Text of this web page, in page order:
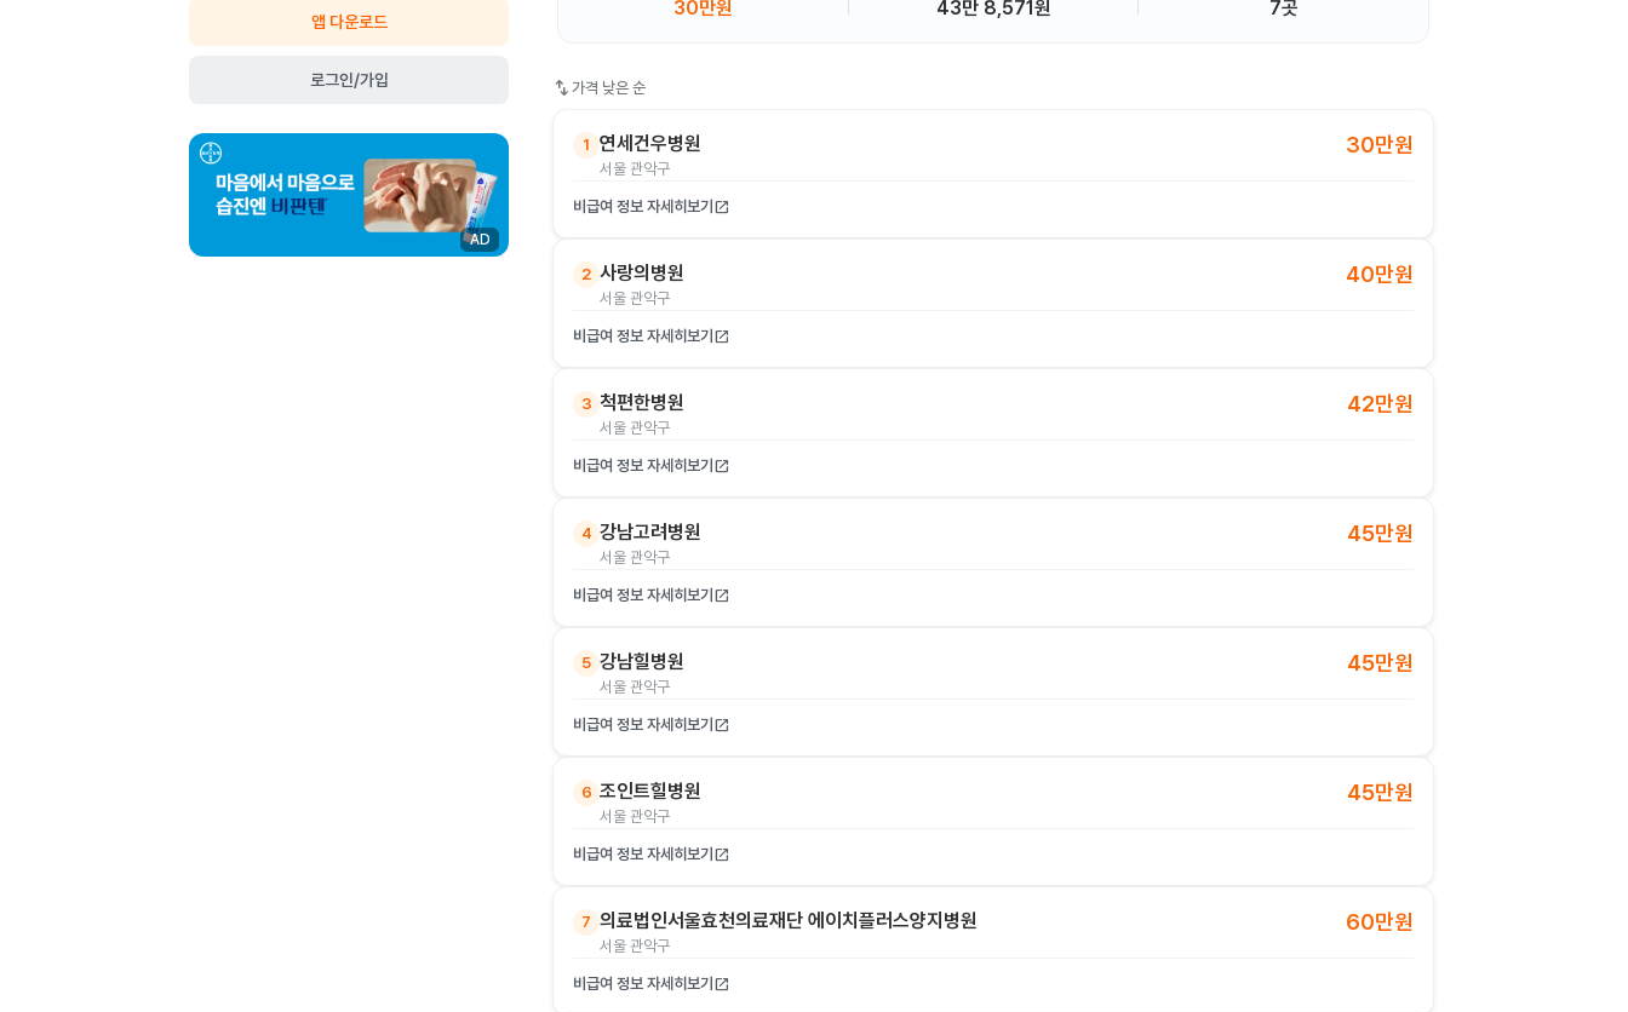
앱 다운로드
로그인/가입
AD
30만원 43만 8,571원 7곳
swap_vert 가격 낮은 순
1 연세건우병원
서울 관악구
30만원
비급여 정보 자세히보기 open_in_new
2 사랑의병원
서울 관악구
40만원
비급여 정보 자세히보기 open_in_new
3 척편한병원
서울 관악구
42만원
비급여 정보 자세히보기 open_in_new
4 강남고려병원
서울 관악구
45만원
비급여 정보 자세히보기 open_in_new
5 강남힐병원
서울 관악구
45만원
비급여 정보 자세히보기 open_in_new
6 조인트힐병원
서울 관악구
45만원
비급여 정보 자세히보기 open_in_new
7 의료법인서울효천의료재단 에이치플러스양지병원
서울 관악구
60만원
비급여 정보 자세히보기 open_in_new